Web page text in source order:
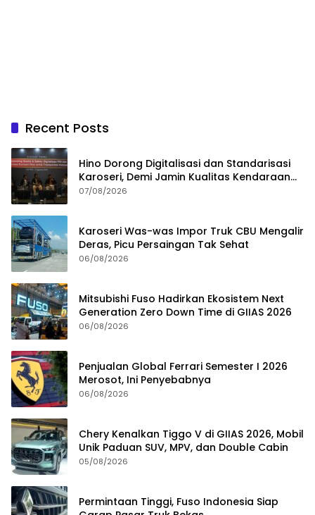
Recent Posts
Hino Dorong Digitalisasi dan Standarisasi
Karoseri, Demi Jamin Kualitas Kendaraan
Pelanggan
07/08/2026
Karoseri Was-was Impor Truk CBU Mengalir
Deras, Picu Persaingan Tak Sehat
06/08/2026
Mitsubishi Fuso Hadirkan Ekosistem Next
Generation Zero Down Time di GIIAS 2026
06/08/2026
Penjualan Global Ferrari Semester I 2026
Merosot, Ini Penyebabnya
06/08/2026
Chery Kenalkan Tiggo V di GIIAS 2026, Mobil
Unik Paduan SUV, MPV, dan Double Cabin
05/08/2026
Permintaan Tinggi, Fuso Indonesia Siap